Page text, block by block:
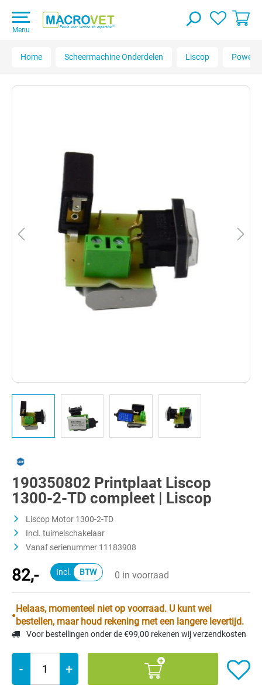
Menu
Home Scheermachine Onderdelen Liscop
190350802 Printplaat Liscop
1300-2-TD compleet | Liscop
Liscop Motor 1300-2-TD
Incl. tuimelschakelaar
Vanaf serienummer 11183908
82,- 0 in voorraad
Helaas, momenteel niet op voorraad. U kunt wel
bestellen, maar houd rekening met een langere levertijd.
Voor bestellingen onder de €99,00 rekenen wij verzendkosten
- +